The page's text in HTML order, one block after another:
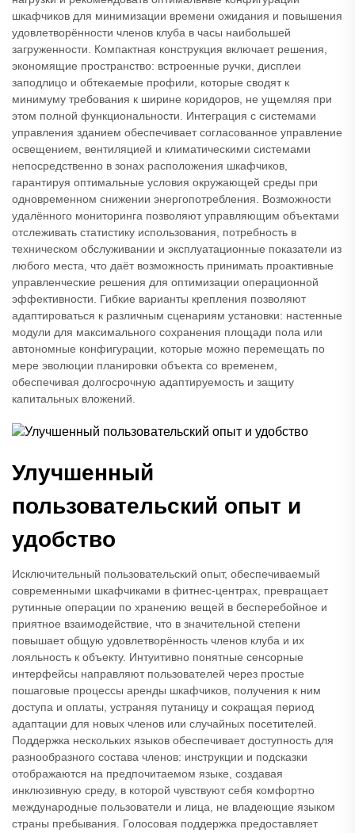
шкафчиков для минимизации времени ожидания и повышения
удовлетворённости членов клуба в часы наибольшей
загруженности. Компактная конструкция включает решения,
экономящие пространство: встроенные ручки, дисплеи
заподлицо и обтекаемые профили, которые сводят к
минимуму требования к ширине коридоров, не ущемляя при
этом полной функциональности. Интеграция с системами
управления зданием обеспечивает согласованное управление
освещением, вентиляцией и климатическими системами
непосредственно в зонах расположения шкафчиков,
гарантируя оптимальные условия окружающей среды при
одновременном снижении энергопотребления. Возможности
удалённого мониторинга позволяют управляющим объектами
отслеживать статистику использования, потребность в
техническом обслуживании и эксплуатационные показатели из
любого места, что даёт возможность принимать проактивные
управленческие решения для оптимизации операционной
эффективности. Гибкие варианты крепления позволяют
адаптироваться к различным сценариям установки: настенные
модули для максимального сохранения площади пола или
автономные конфигурации, которые можно перемещать по
мере эволюции планировки объекта со временем,
обеспечивая долгосрочную адаптируемость и защиту
капитальных вложений.
Улучшенный
пользовательский опыт и
удобство
Исключительный пользовательский опыт, обеспечиваемый
современными шкафчиками в фитнес-центрах, превращает
рутинные операции по хранению вещей в бесперебойное и
приятное взаимодействие, что в значительной степени
повышает общую удовлетворённость членов клуба и их
лояльность к объекту. Интуитивно понятные сенсорные
интерфейсы направляют пользователей через простые
пошаговые процессы аренды шкафчиков, получения к ним
доступа и оплаты, устраняя путаницу и сокращая период
адаптации для новых членов или случайных посетителей.
Поддержка нескольких языков обеспечивает доступность для
разнообразного состава членов: инструкции и подсказки
отображаются на предпочитаемом языке, создавая
инклюзивную среду, в которой чувствуют себя комфортно
международные пользователи и лица, не владеющие языком
страны пребывания. Голосовая поддержка предоставляет